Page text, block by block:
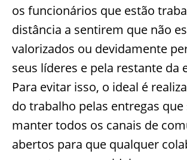
os funcionários que estão
distância a sentirem que não
valorizados ou devidamente
seus líderes e pela restante da
Para evitar isso, o ideal é
do trabalho pelas entregas que
manter todos os canais de
abertos para que qualquer